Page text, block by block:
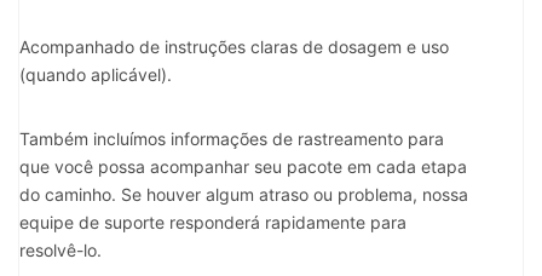
Acompanhado de instruções claras de dosagem e uso
(quando aplicável).
Também incluímos informações de rastreamento para
que você possa acompanhar seu pacote em cada etapa
do caminho. Se houver algum atraso ou problema, nossa
equipe de suporte responderá rapidamente para
resolvê-lo.